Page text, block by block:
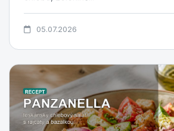
05.07.2026